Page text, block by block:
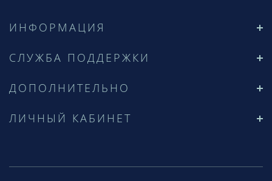
ИНФОРМАЦИЯ
СЛУЖБА ПОДДЕРЖКИ
ДОПОЛНИТЕЛЬНО
ЛИЧНЫЙ КАБИНЕТ